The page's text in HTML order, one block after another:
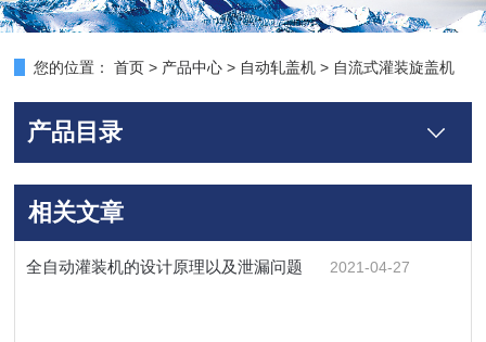
您的位置： 首页 > 产品中心 > 自动轧盖机 > 自流式灌装旋盖机
产品目录
相关文章
全自动灌装机的设计原理以及泄漏问题 2021-04-27